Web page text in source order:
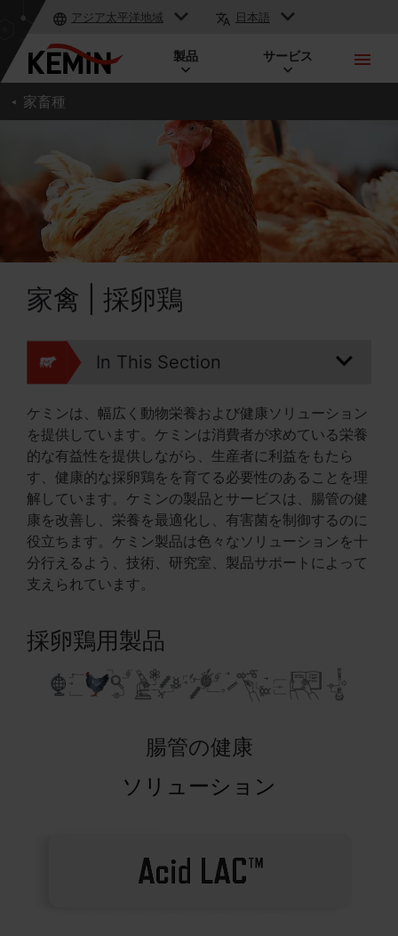
アジア太平洋地域 日本語
製品 サービス
家畜種
家禽 | 採卵鶏
In This Section
ケミンは、幅広く動物栄養および健康ソリューション
を提供しています。ケミンは消費者が求めている栄養
的な有益性を提供しながら、生産者に利益をもたら
す、健康的な採卵鶏をを育てる必要性のあることを理
解しています。ケミンの製品とサービスは、腸管の健
康を改善し、栄養を最適化し、有害菌を制御するのに
役立ちます。ケミン製品は色々なソリューションを十
分行えるよう、技術、研究室、製品サポートによって
支えられています。
採卵鶏用製品
腸管の健康
ソリューション